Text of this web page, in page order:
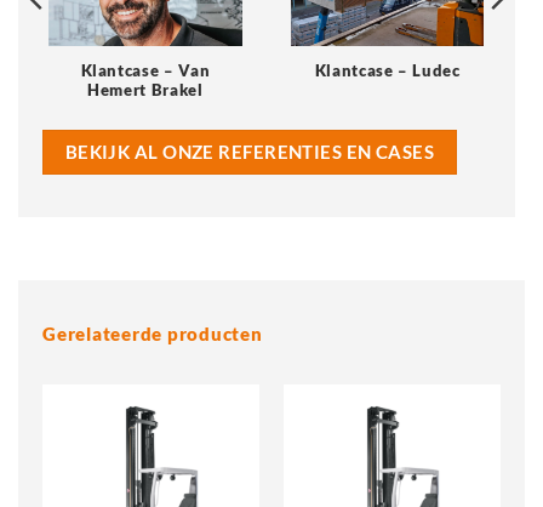
Klantcase – Van
Hemert Brakel
Klantcase – Ludec
BEKIJK AL ONZE REFERENTIES EN CASES
Gerelateerde producten